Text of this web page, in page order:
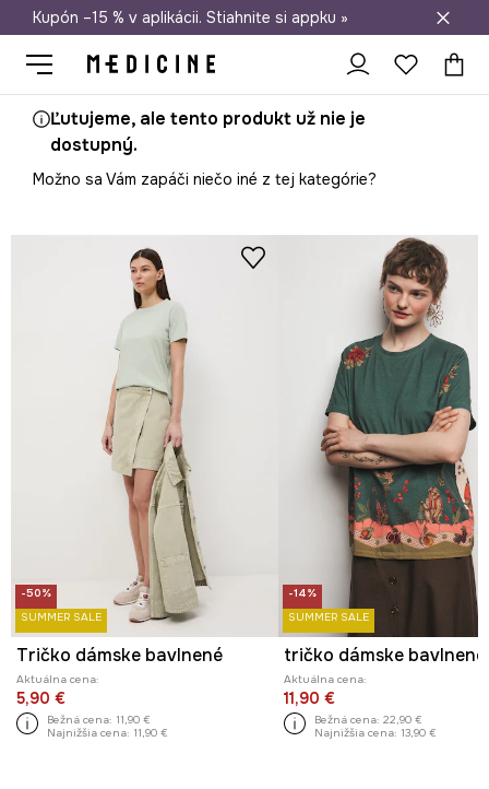
Doprava zadarmo od 50 €
Kupón –15 % v aplikácii. Stiahnite si appku »
Ľutujeme, ale tento produkt už nie je
dostupný.
Možno sa Vám zapáči niečo iné z tej kategórie?
-50%
SUMMER SALE
Tričko dámske bavlnené
Aktuálna cena:
5,90 €
Bežná cena: 11,90 €
Najnižšia cena: 11,90 €
-14%
SUMMER SALE
Aktuálna cena:
11,90 €
Bežná cena: 22,90 €
Najnižšia cena: 13,90 €